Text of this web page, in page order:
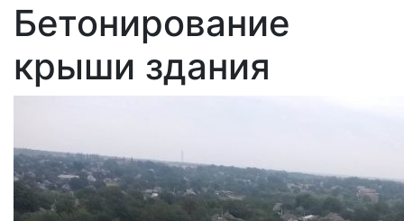
Бетонирование
крыши здания